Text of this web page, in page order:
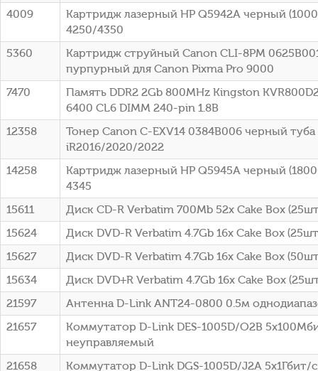
4009
Картридж лазерный HP Q5942A черный
4250/4350
5360
Картридж струйный Canon CLI-8PM
пурпурный для Canon Pixma Pro 9000
7470
Память DDR2 2Gb 800MHz Kingston
6400 CL6 DIMM 240-pin 1.8В
12358
Тонер Canon C-EXV14 0384B006 черный
iR2016/2020/2022
14258
Картридж лазерный HP Q5945A черный
4345
15611
Диск CD-R Verbatim 700Mb 52x Cake Box
15624
Диск DVD-R Verbatim 4.7Gb 16x Cake Box
15627
Диск DVD-R Verbatim 4.7Gb 16x Cake Box
15634
Диск DVD+R Verbatim 4.7Gb 16x Cake Box
21597
Антенна D-Link ANT24-0800 0.5м
21657
Коммутатор D-Link DES-1005D/O2B
неуправляемый
21658
Коммутатор D-Link DGS-1005D/J2A 5x1Гбит/с